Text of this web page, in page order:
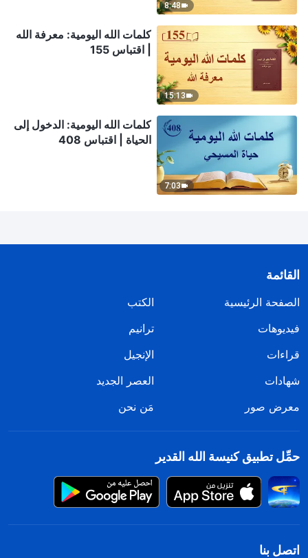
8:48
15:13
كلمات الله اليومية: معرفة الله
| اقتباس 155
7:03
كلمات الله اليومية: الدخول إلى
الحياة | اقتباس 408
القائمة
الصفحة الرئيسية
الكتب
فيديوهات
ترانيم
قراءات
الإنجيل
شهادات
العصر الجديد
معرض صور
مَن نحن
حمِّل تطبيق كنيسة الله القدير
اتصل بنا